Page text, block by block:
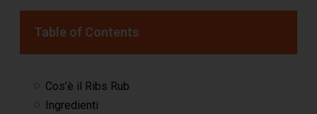
Table of Contents
Cos’è il Ribs Rub
Ingredienti